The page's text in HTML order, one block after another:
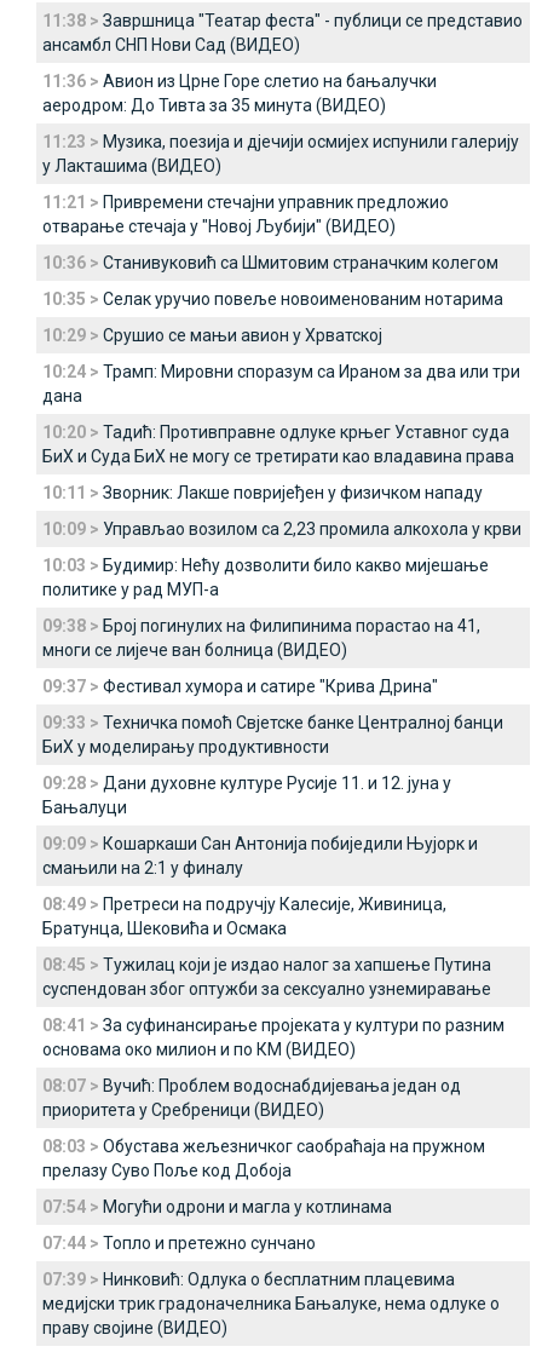
11:38 > Завршница "Театар феста" - публици се представио
ансамбл СНП Нови Сад (ВИДЕО)
11:36 > Авион из Црне Горе слетио на бањалучки
аеродром: До Тивта за 35 минута (ВИДЕО)
11:23 > Музика, поезија и дјечији осмијех испунили галерију
у Лакташима (ВИДЕО)
11:21 > Привремени стечајни управник предложио
отварање стечаја у "Новој Љубији" (ВИДЕО)
10:36 > Станивуковић са Шмитовим страначким колегом
10:35 > Селак уручио повеље новоименованим нотарима
10:29 > Срушио се мањи авион у Хрватској
10:24 > Трамп: Мировни споразум са Ираном за два или три
дана
10:20 > Тадић: Противправне одлуке крњег Уставног суда
БиХ и Суда БиХ не могу се третирати као владавина права
10:11 > Зворник: Лакше повријеђен у физичком нападу
10:09 > Управљао возилом са 2,23 промила алкохола у крви
10:03 > Будимир: Нећу дозволити било какво мијешање
политике у рад МУП-а
09:38 > Број погинулих на Филипинима порастао на 41,
многи се лијече ван болница (ВИДЕО)
09:37 > Фестивал хумора и сатире "Крива Дрина"
09:33 > Техничка помоћ Свјетске банке Централној банци
БиХ у моделирању продуктивности
09:28 > Дани духовне културе Русије 11. и 12. јуна у
Бањалуци
09:09 > Кошаркаши Сан Антонија побиједили Њујорк и
смањили на 2:1 у финалу
08:49 > Претреси на подручју Калесије, Живиница,
Братунца, Шековића и Осмака
08:45 > Тужилац који је издао налог за хапшење Путина
суспендован због оптужби за сексуално узнемиравање
08:41 > За суфинансирање пројеката у култури по разним
основама око милион и по КМ (ВИДЕО)
08:07 > Вучић: Проблем водоснабдијевања један од
приоритета у Сребреници (ВИДЕО)
08:03 > Обустава жељезничког саобраћаја на пружном
прелазу Суво Поље код Добоја
07:54 > Могући одрони и магла у котлинама
07:44 > Топло и претежно сунчано
07:39 > Нинковић: Одлука о бесплатним плацевима
медијски трик градоначелника Бањалуке, нема одлуке о
праву својине (ВИДЕО)